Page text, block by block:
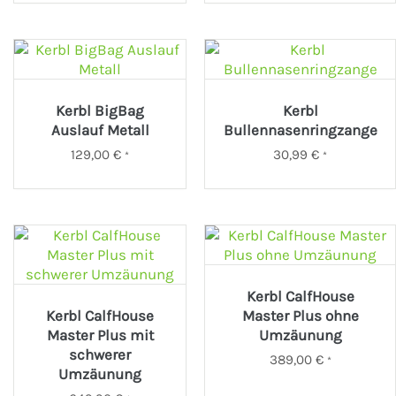
Kerbl BigBag
Auslauf Metall
129,00€ *
Kerbl
Bullennasenringzange
30,99€ *
Kerbl CalfHouse
Master Plus mit
schwerer
Umzäunung
Kerbl CalfHouse
Master Plus ohne
Umzäunung
389,00 € *